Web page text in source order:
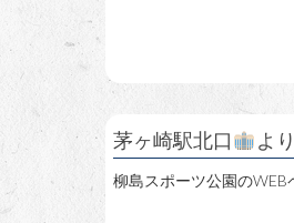
茅ヶ崎駅北口 よ
柳島スポーツ公園のWEB